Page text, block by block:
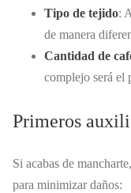
Tipo de tejido:
de manera
Cantidad de
complejo será el
Primeros
Si acabas de
para minimizar daños: